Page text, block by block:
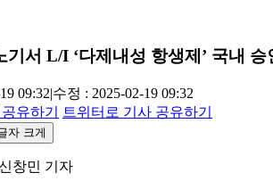
기서 L/I ‘다제내성 항생제’ 국내 승
09:32|수정 : 2025-02-19 09:32
유하기
트위터로 기사 공유하기
자 크게
창민 기자